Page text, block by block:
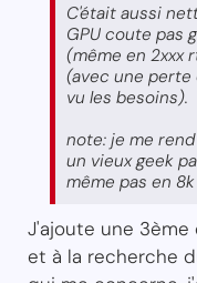
C'était aussi
GPU coute pas
(même en 2xxx
(avec une perte
vu les besoins).
note: je me
un vieux geek
même pas en 8k
J'ajoute une 3ème
et à la recherche